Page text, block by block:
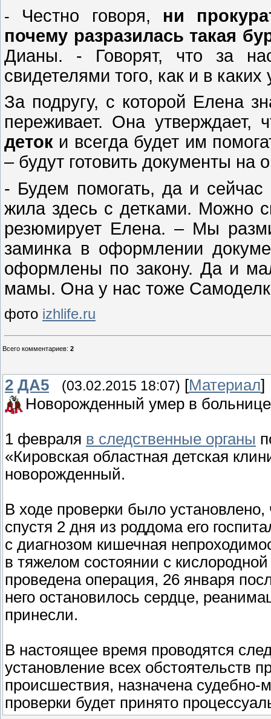
- Честно говоря, ни
почему разразилась такая
Дианы. - Говорят, что за
свидетелями того, как и в
За подругу, с которой Елена
переживает. Она утверждает,
деток и всегда будет им
– будут готовить документы на
- Будем помогать, да и
жила здесь с детками. Можно
резюмирует Елена. – Мы
заминка в оформлении
оформлены по закону. Да и
мамы. Она у нас тоже
фото izhlife.ru
Всего комментариев: 2
2 ДА5 (03.02.2015 18:07) [Материал]
Новорожденный умер в больнице
1 февраля в следственные органы
«Кировская областная детская
новорожденный.
В ходе проверки было
спустя 2 дня из роддома его
с диагнозом кишечная
в тяжелом состоянии с
проведена операция, 26 января
него остановилось сердце,
принесли.
В настоящее время проводятся
установление всех обстоятельств
происшествия, назначена судебно-
проверки будет принято